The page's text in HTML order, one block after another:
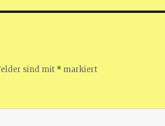
sind mit * markiert